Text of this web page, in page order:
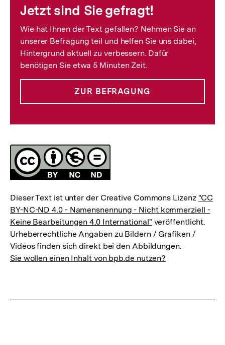
Jetzt sind Sie gefragt!
Wie hat Ihnen der Text gefallen? Nehmen Sie an
unserer Befragung teil und helfen Sie uns dabei,
Hintergrund aktuell zu verbessern. Dafür
benötigen Sie etwa 5 Minuten Zeit.
ZUR BEFRAGUNG
Lizenz
Dieser Text ist unter der Creative Commons Lizenz "CC
BY-NC-ND 4.0 - Namensnennung - Nicht kommerziell -
Keine Bearbeitungen 4.0 International" veröffentlicht.
Urheberrechtliche Angaben zu Bildern / Grafiken /
Videos finden sich direkt bei den Abbildungen.
Sie wollen einen Inhalt von bpb.de nutzen?